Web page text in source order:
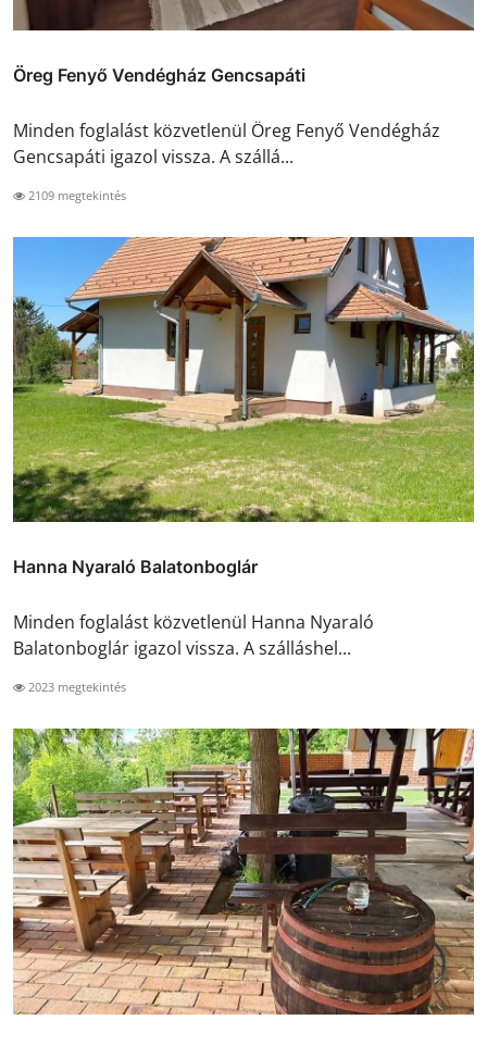
Öreg Fenyő Vendégház Gencsapáti
Minden foglalást közvetlenül Öreg Fenyő Vendégház
Gencsapáti igazol vissza. A szállá...
2109 megtekintés
Hanna Nyaraló Balatonboglár
Minden foglalást közvetlenül Hanna Nyaraló
Balatonboglár igazol vissza. A szálláshel...
2023 megtekintés